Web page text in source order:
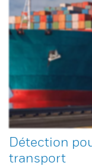
Détection
transport